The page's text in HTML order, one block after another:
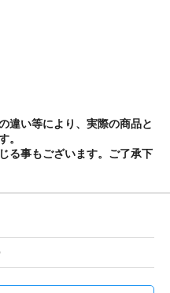
違い等により、実際の商品と
。
る事もございます。ご了承下